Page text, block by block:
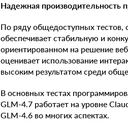
Надежная производительность
По ряду общедоступных тестов,
обеспечивает стабильную и
ориентированном на решение
оценивает использование
высоким результатом среди
В основных тестах
GLM-4.7 работает на уровне
GLM-4.6 во многих аспектах.